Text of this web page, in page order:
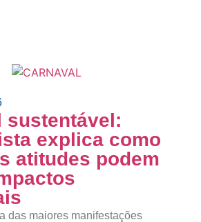
sustentável:
explica como
atitudes podem
das maiores manifestações